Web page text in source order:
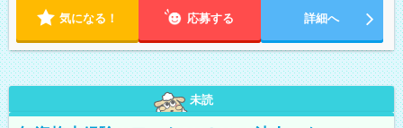
気になる！ 応募する 詳細へ
未読